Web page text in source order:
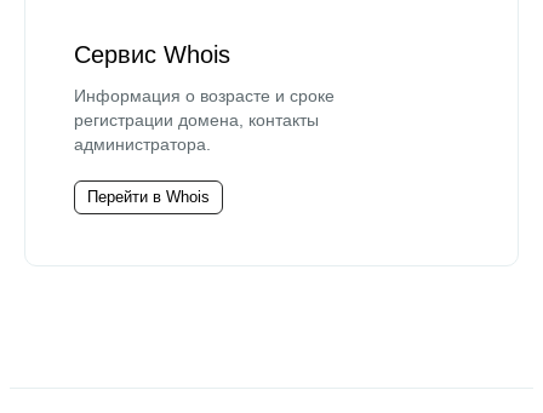
Сервис Whois
Информация о возрасте и сроке
регистрации домена, контакты
администратора.
Перейти в Whois